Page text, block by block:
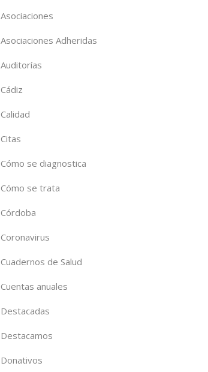
Asociaciones
Asociaciones Adheridas
Auditorías
Cádiz
Calidad
Citas
Cómo se diagnostica
Cómo se trata
Córdoba
Coronavirus
Cuadernos de Salud
Cuentas anuales
Destacadas
Destacamos
Donativos